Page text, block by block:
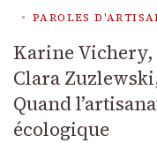
PAROLES
Karine
Clara
Quand
écologique